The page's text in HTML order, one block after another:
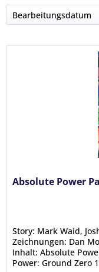
Absolute Power
Story: Mark Waid,
Zeichnungen: Dan
Inhalt: Absolute
Power: Ground Zero